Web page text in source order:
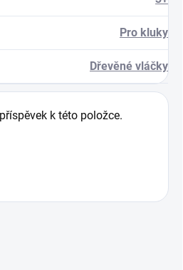
Pro kluky
Dřevěné vláčky
k této položce.